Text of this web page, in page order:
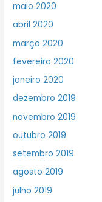
maio 2020
abril 2020
março 2020
fevereiro 2020
janeiro 2020
dezembro 2019
novembro 2019
outubro 2019
setembro 2019
agosto 2019
julho 2019